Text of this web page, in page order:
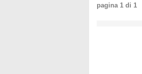
pagina 1 di 1